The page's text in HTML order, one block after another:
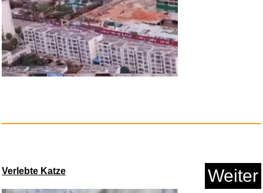
Grammatik der Bühne: Eine...
Verlebte Katze Weiter